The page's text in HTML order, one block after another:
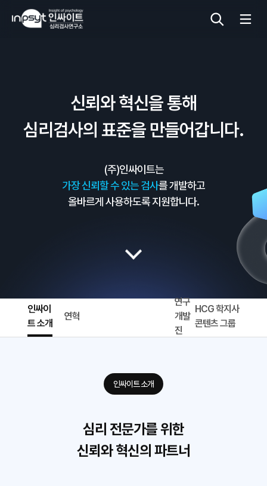
신뢰와 혁신을 통해
심리검사의 표준을 만들어갑니다.
(주)인싸이트는
가장 신뢰할 수 있는 검사를 개발하고
올바르게 사용하도록 지원합니다.
인싸이
트 소개
연혁
연구
개발
진
HCG 학지사
콘텐츠 그룹
인싸이트 소개
심리 전문가를 위한
신뢰와 혁신의 파트너